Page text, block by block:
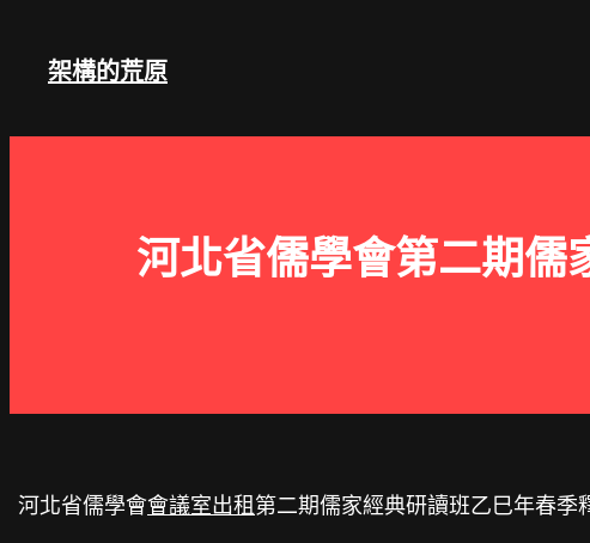
架構的荒原
河北省儒學會第二期儒
河北省儒學會會議室出租第二期儒家經典研讀班乙巳年春季